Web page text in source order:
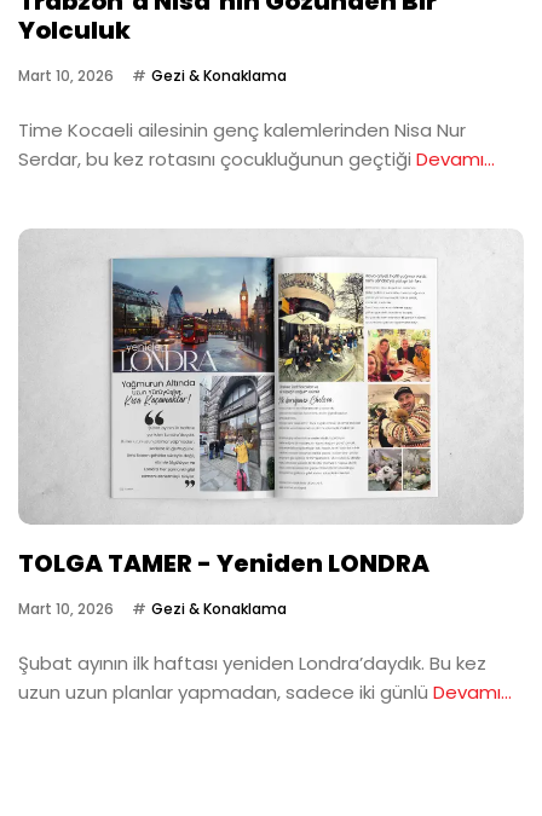
Yolculuk
Mart 10, 2026 Gezi & Konaklama
Time Kocaeli ailesinin genç kalemlerinden Nisa Nur
Serdar, bu kez rotasını çocukluğunun geçtiği Devamı...
TOLGA TAMER - Yeniden LONDRA
Mart 10, 2026 Gezi & Konaklama
Şubat ayının ilk haftası yeniden Londra’daydık. Bu kez
uzun uzun planlar yapmadan, sadece iki günlü Devamı...